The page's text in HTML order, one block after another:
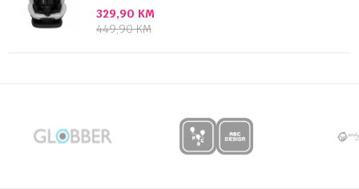
329,90 KM
449,90KM